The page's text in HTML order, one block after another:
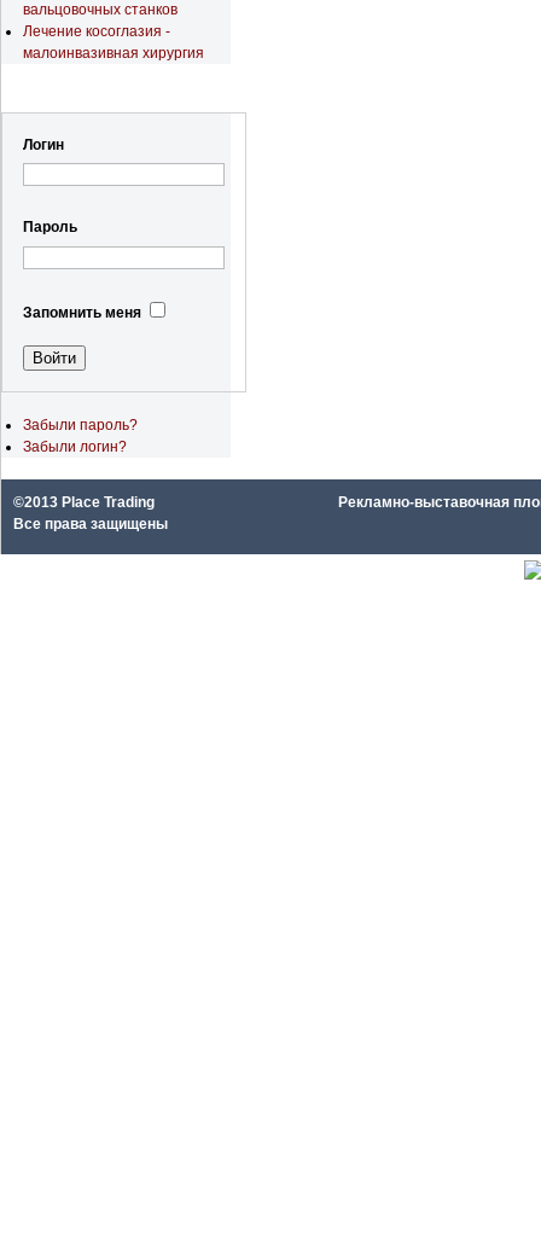
вальцовочных станков
Лечение косоглазия -
малоинвазивная хирургия
Логин
Пароль
Запомнить меня
Забыли пароль?
Забыли логин?
©2013 Place Trading
Все права защищены
Рекламно-выставочная